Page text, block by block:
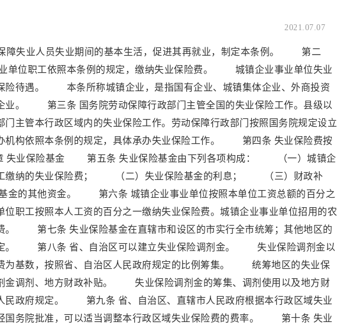
2021.07.07
业人员失业期间的基本生活，促进其再就业，制定本条例。 第二
单位职工依照本条例的规定，缴纳失业保险费。 城镇企业事业单位失业
险待遇。 本条所称城镇企业，是指国有企业、城镇集体企业、外商投资
业。 第三条 国务院劳动保障行政部门主管全国的失业保险工作。县级以
门主管本行政区域内的失业保险工作。劳动保障行政部门按照国务院规定设立
机构依照本条例的规定，具体承办失业保险工作。 第四条 失业保险费按
业保险基金 第五条 失业保险基金由下列各项构成： （一）城镇企
工缴纳的失业保险费； （二）失业保险基金的利息； （三）财政补
的其他资金。 第六条 城镇企业事业单位按照本单位工资总额的百分之
位职工按照本人工资的百分之一缴纳失业保险费。城镇企业事业单位招用的农
。 第七条 失业保险基金在直辖市和设区的市实行全市统筹；其他地区的
定。 第八条 省、自治区可以建立失业保险调剂金。 失业保险调剂金以
为基数，按照省、自治区人民政府规定的比例筹集。 统筹地区的失业保
金调剂、地方财政补贴。 失业保险调剂金的筹集、调剂使用以及地方财
民政府规定。 第九条 省、自治区、直辖市人民政府根据本行政区域失业
国务院批准，可以适当调整本行政区域失业保险费的费率。 第十条 失业